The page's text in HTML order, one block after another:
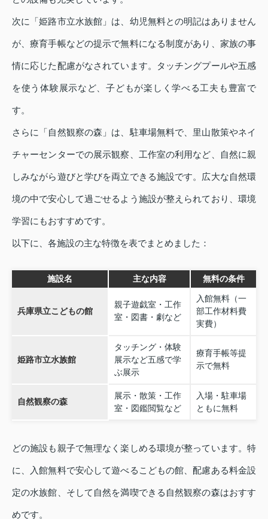
次に「姫路市立水族館」は、幼児無料との明記はありません
が、療育手帳などの提示で無料になる制度があり、家族の事
情に応じた配慮がなされています。タッチングプールや五感
を使う体験展示など、子どもが楽しく学べる工夫も豊富で
す。
さらに「自然観察の森」は、駐車場無料で、里山散策やネイ
チャーセンターでの展示観察、工作室の利用など、自然に親
しみながら遊びと学びを両立できる施設です。広大な自然環
境の中で安心して過ごせるよう施設が整えられており、環境
学習にもおすすめです。
以下に、各施設の主な特徴を表でまとめました：
施設名 主な内容 無料の条件
兵庫県立こどもの館
親子遊戯室・工作
室・図書・劇など
入館無料（一
部工作材料費
実費）
姫路市立水族館
タッチング・体験
展示など五感で学
ぶ展示
療育手帳等提
示で無料
自然観察の森
展示・散策・工作
室・図鑑閲覧など
入場・駐車場
ともに無料
どの施設も親子で無理なく楽しめる環境が整っています。特
に、入館無料で安心して遊べるこどもの館、配慮ある料金設
定の水族館、そして自然を満喫できる自然観察の森はおすす
めです。